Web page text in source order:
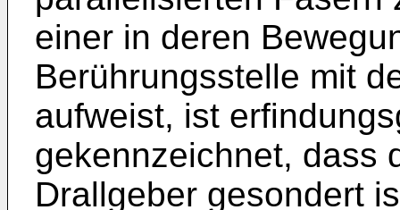
einer in deren
Berührungsstelle mit
aufweist, ist
gekennzeichnet, dass
Drallgeber gesondert